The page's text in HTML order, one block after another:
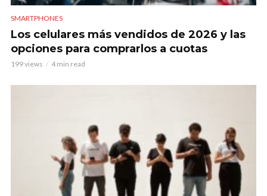
SMARTPHONES
Los celulares más vendidos de 2026 y las
opciones para comprarlos a cuotas
199 views 4 min read